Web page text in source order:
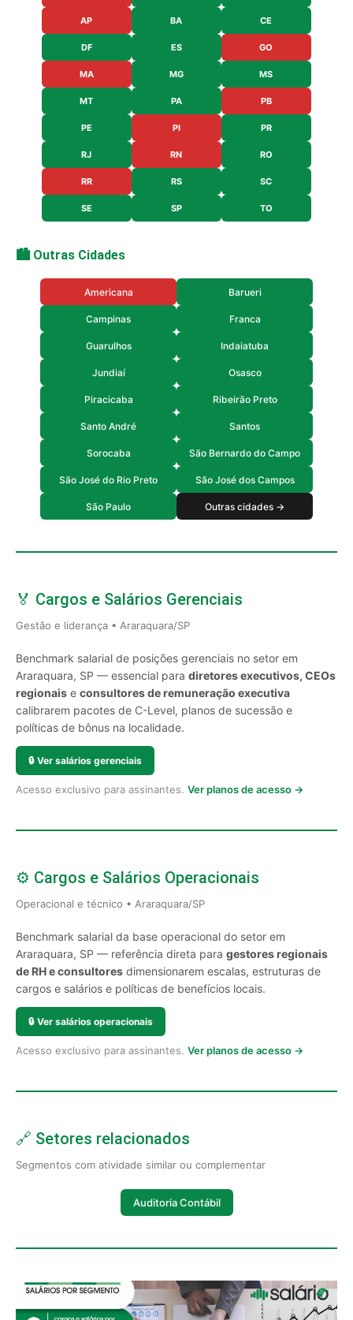
AP BA CE
DF ES GO
MA MG MS
MT PA PB
PE PI PR
RJ RN RO
RR RS SC
SE SP TO
🏙️ Outras Cidades
Americana Barueri
Campinas Franca
Guarulhos Indaiatuba
Jundiaí Osasco
Piracicaba Ribeirão Preto
Santo André Santos
Sorocaba São Bernardo do Campo
São José do Rio Preto São José dos Campos
São Paulo Outras cidades →
🏅 Cargos e Salários Gerenciais
Gestão e liderança • Araraquara/SP
Benchmark salarial de posições gerenciais no setor em
Araraquara, SP — essencial para diretores executivos, CEOs
regionais e consultores de remuneração executiva
calibrarem pacotes de C-Level, planos de sucessão e
políticas de bônus na localidade.
🔒 Ver salários gerenciais
Acesso exclusivo para assinantes. Ver planos de acesso →
⚙️ Cargos e Salários Operacionais
Operacional e técnico • Araraquara/SP
Benchmark salarial da base operacional do setor em
Araraquara, SP — referência direta para gestores regionais
de RH e consultores dimensionarem escalas, estruturas de
cargos e salários e políticas de benefícios locais.
🔒 Ver salários operacionais
Acesso exclusivo para assinantes. Ver planos de acesso →
🔗 Setores relacionados
Segmentos com atividade similar ou complementar
Auditoria Contábil